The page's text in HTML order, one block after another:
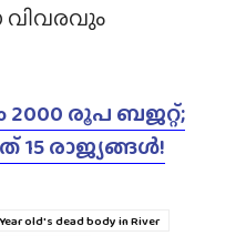
വിവരവും
രൂപ ബജറ്റ്;
രാജ്യങ്ങൾ!
old's dead body in River